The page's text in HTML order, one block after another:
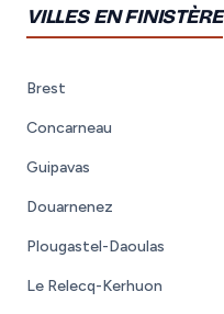
VILLES EN FINISTÈRE
Brest
Concarneau
Guipavas
Douarnenez
Plougastel-Daoulas
Le Relecq-Kerhuon